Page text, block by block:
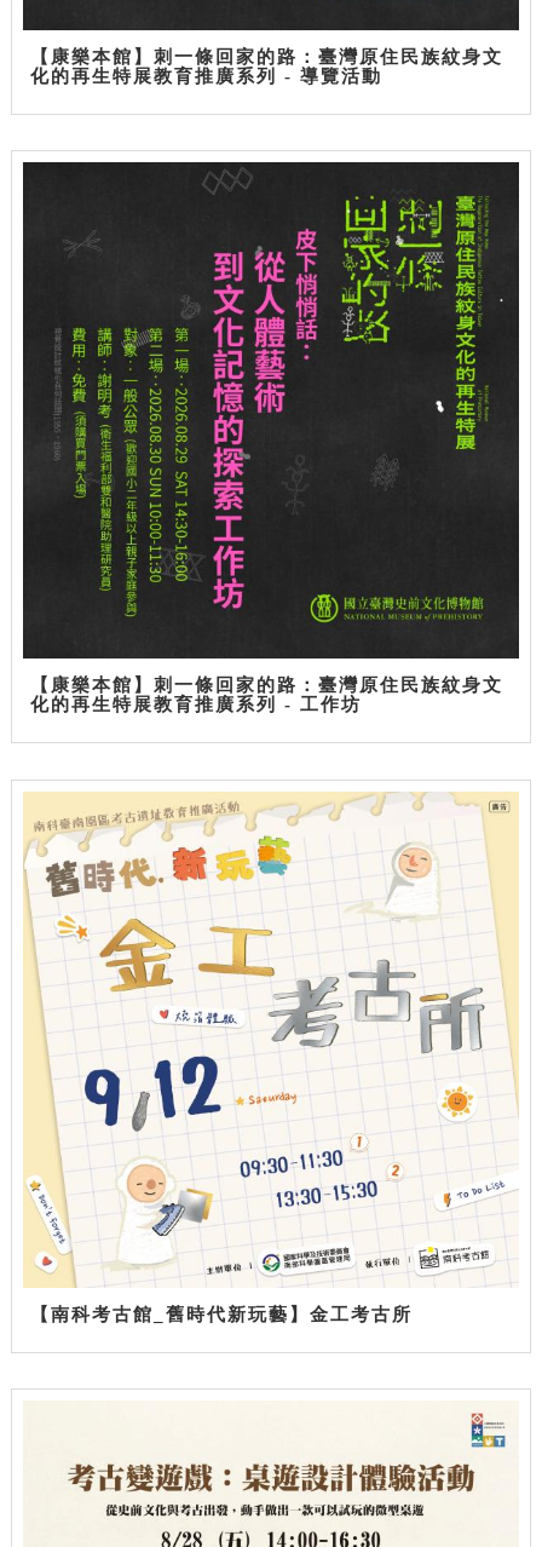
【康樂本館】刺一條回家的路：臺灣原住民族紋身文
化的再生特展教育推廣系列 - 導覽活動
【康樂本館】刺一條回家的路：臺灣原住民族紋身文
化的再生特展教育推廣系列 - 工作坊
【南科考古館_舊時代新玩藝】金工考古所